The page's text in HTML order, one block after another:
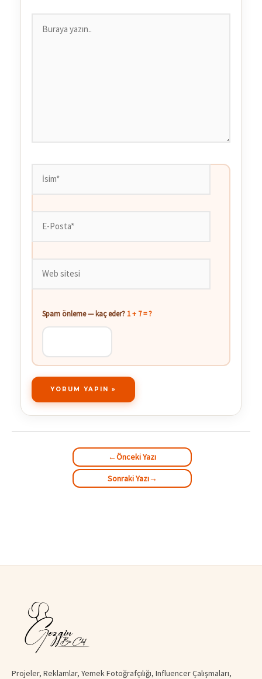
Spam önleme — kaç eder? 1 + 7 = ?
←Önceki Yazı
Sonraki Yazı→
Projeler, Reklamlar, Yemek Fotoğrafçılığı, Influencer Çalışmaları,